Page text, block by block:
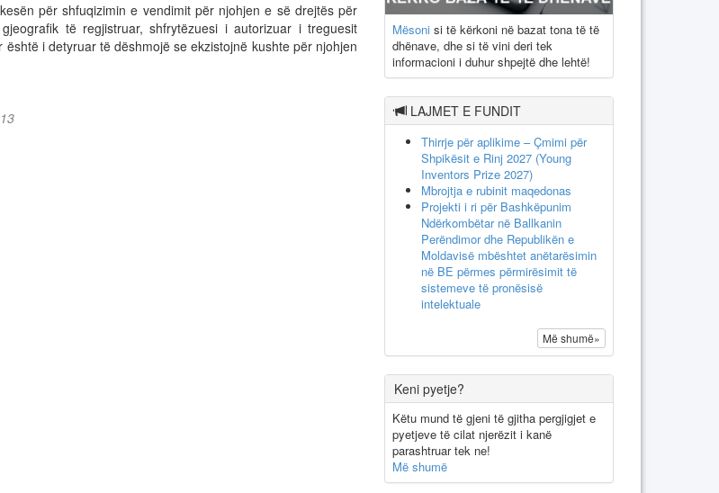
për shfuqizimin e vendimit për njohjen e së drejtës për
të regjistruar, shfrytëzuesi i autorizuar i treguesit
është i detyruar të dëshmojë se ekzistojnë kushte për njohjen
Mësoni si të kërkoni në bazat tona të të
dhënave, dhe si të vini deri tek
informacioni i duhur shpejtë dhe lehtë!
LAJMET E FUNDIT
Thirrje për aplikime – Çmimi për
Shpikësit e Rinj 2027 (Young
Inventors Prize 2027)
Mbrojtja e rubinit maqedonas
Projekti i ri për Bashkëpunim
Ndërkombëtar në Ballkanin
Perëndimor dhe Republikën e
Moldavisë mbështet anëtarësimin
në BE përmes përmirësimit të
sistemeve të pronësisë
intelektuale
Më shumë»
Keni pyetje?
Këtu mund të gjeni të gjitha pergjigjet e
pyetjeve të cilat njerëzit i kanë
parashtruar tek ne!
Më shumë